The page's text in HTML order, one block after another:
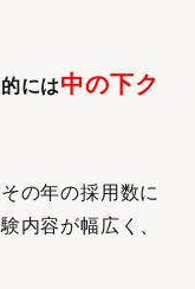
には中の下ク
の年の採用数に
内容が幅広く、